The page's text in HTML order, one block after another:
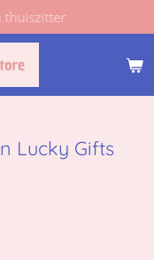
thuiszitter
Lucky Gifts